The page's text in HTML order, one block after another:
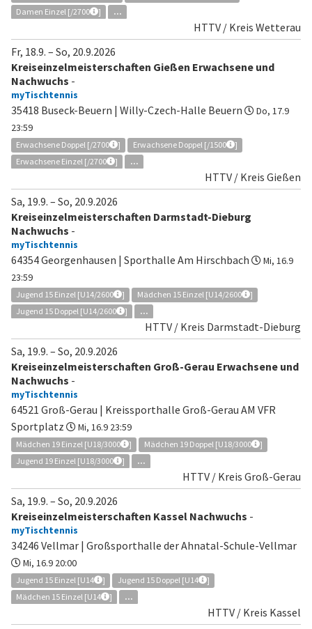
Damen Einzel [/2700
] ...
HTTV / Kreis Wetterau
Fr, 18.9. – So, 20.9.2026
Kreiseinzelmeisterschaften Gießen Erwachsene und
Nachwuchs -
myTischtennis
35418 Buseck-Beuern | Willy-Czech-Halle Beuern
Do, 17.9
23:59
Erwachsene Doppel [/2700 ] Erwachsene Doppel [/1500
]
Erwachsene Einzel [/2700
] ...
HTTV / Kreis Gießen
Sa, 19.9. – So, 20.9.2026
Kreiseinzelmeisterschaften Darmstadt-Dieburg
Nachwuchs -
myTischtennis
64354 Georgenhausen | Sporthalle Am Hirschbach
Mi, 16.9
23:59
Jugend 15 Einzel [U14/2600 ] Mädchen 15 Einzel [U14/2600
]
Jugend 15 Doppel [U14/2600
] ...
HTTV / Kreis Darmstadt-Dieburg
Sa, 19.9. – So, 20.9.2026
Kreiseinzelmeisterschaften Groß-Gerau Erwachsene und
Nachwuchs -
myTischtennis
64521 Groß-Gerau | Kreissporthalle Groß-Gerau AM VFR
Sportplatz
Mi, 16.9 23:59
Mädchen 19 Einzel [U18/3000 ] Mädchen 19 Doppel [U18/3000
]
Jugend 19 Einzel [U18/3000
] ...
HTTV / Kreis Groß-Gerau
Sa, 19.9. – So, 20.9.2026
Kreiseinzelmeisterschaften Kassel Nachwuchs -
myTischtennis
34246 Vellmar | Großsporthalle der Ahnatal-Schule-Vellmar
Mi, 16.9 20:00
Jugend 15 Einzel [U14 ] Jugend 15 Doppel [U14
]
Mädchen 15 Einzel [U14
] ...
HTTV / Kreis Kassel